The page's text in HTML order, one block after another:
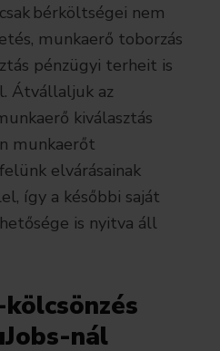
bérköltségei nem
munkaerő toborzás
pénzügyi terheit is
Átvállaljuk az
kiválasztás
munkaerőt
elvárásainak
így a későbbi saját
is nyitva áll
nál